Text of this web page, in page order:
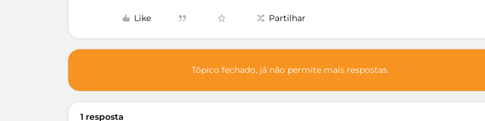
Like Partilhar
Tópico fechado, já não permite mais respostas.
1 resposta